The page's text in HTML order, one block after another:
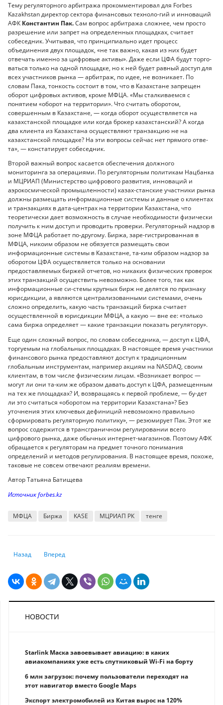
Тему регуляторного арбитража прокомментировал для Forbes
Kazakhstan директор сектора финансовых техноло-гий и инноваций
АФК Константин Пак.Сам вопрос арбитража сложнее, чем просто
разрешение или запрет на определенных площадках, считает
собеседник. Учитывая, что принципиально идет процесс
объединения двух площадок, «не так важно, какая из них будет
отвечать именно за цифровые активы». Даже если ЦФА будут торго-
ваться только на одной площадке, но к ней будет равный доступ для
всех участников рынка — арбитраж, по идее, не возникает. По
словам Пака, тонкость состоит в том, что в Казахстане запрещен
оборот цифровых активов, кроме МФЦА. «Мы сталкиваемся с
понятием «оборот на территории». Что считать оборотом,
совершенным в Казахстане, — когда оборот осуществляется на
казахстанской площадке или когда брокер казахстанский? А когда
два клиента из Казахстана осуществляют транзакцию не на
казахстанской площадке? На эти вопросы сейчас нет прямого отве-
та», — констатирует собеседник.
Второй важный вопрос касается обеспечения должного
мониторинга за операциями. По регуляторным политикам Нацбанка
и МЦРИАП (Министерство цифрового развития, инноваций и
аэрокосмической промышленности) казах-станские участники рынка
должны размещать информационные системы и данные о клиентах
и транзакциях в дата-центрах на территории Казахстана, что
теоретически дает возможность в случае необходимости физически
получить к ним доступ и проводить проверки. Регуляторный надзор в
зоне МФЦА работает по-другому. Биржа, заре-гистрированная в
МФЦА, никоим образом не обязуется размещать свои
информационные системы в Казахстане, та-ким образом надзор за
оборотом ЦФА осуществляется только на основании
предоставляемых биржей отчетов, но никаких физических проверок
этих транзакций осуществить невозможно. Более того, так как
информационные си-стемы крупных бирж не делятся по признаку
юрисдикции, а являются централизованными системами, очень
сложно определить, какую часть транзакций биржа считает
осуществленной в юрисдикции МФЦА, а какую — вне ее: «только
сама биржа определяет — какие транзакции показать регулятору».
Еще один сложный вопрос, по словам собеседника, — доступ к ЦФА,
торгуемым на глобальных площадках. В настоящее время участники
финансового рынка предоставляют доступ к традиционным
глобальным инструментам, например акциям на NASDAQ, своим
клиентам, в том числе физическим лицам. «Возникает вопрос —
могут ли они та-ким же образом давать доступ к ЦФА, размещенным
на тех же площадках? И, возвращаясь к первой проблеме, — бу-дет
ли это считаться «оборотом на территории Казахстана»? Без
уточнения этих ключевых дефиниций невозможно правильно
сформировать регуляторную политику», — резюмирует Пак. Этот же
вопрос содержится в трансграничном регулировании всего
цифрового рынка, даже обычных интернет-магазинов. Поэтому АФК
обращается к регуляторам на предмет точного понимания
определений и методов регулирования. В настоящее время, похоже,
таковые не совсем отвечают реалиям времени.
Автор Татьяна Батищева
Источник forbes.kz
МФЦА Биржа KASE МЦРИАП РК тенге
Предыдущий: Аренда дома на Новый год: цены и условия
Назад Следующий: Стало известно, сколько будут платить за
Вперед
НОВОСТИ
Starlink Маска завоевывает авиацию: в каких
авиакомпаниях уже есть спутниковый Wi-Fi на борту
6 млн загрузок: почему пользователи переходят на
этот навигатор вместо Google Maps
Экспорт электромобилей из Китая вырос на 120%